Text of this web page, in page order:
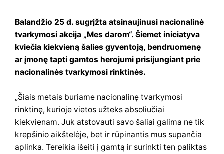
Balandžio 25 d. sugrįžta atsinaujinusi nacionalinė
tvarkymosi akcija „Mes darom“. Šiemet iniciatyva
kviečia kiekvieną šalies gyventoją, bendruomenę
ar įmonę tapti gamtos herojumi prisijungiant prie
nacionalinės tvarkymosi rinktinės.
„Šiais metais buriame nacionalinę tvarkymosi
rinktinę, kurioje vietos užteks absoliučiai
kiekvienam. Juk atstovauti savo šaliai galima ne tik
krepšinio aikštelėje, bet ir rūpinantis mus supančia
aplinka. Tereikia išeiti į gamtą ir surinkti ten paliktas